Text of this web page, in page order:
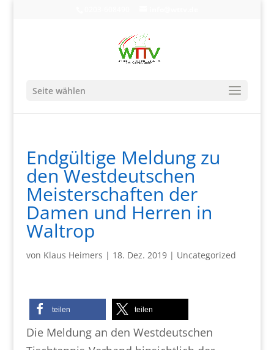
Seite wählen
Endgültige Meldung zu
den Westdeutschen
Meisterschaften der
Damen und Herren in
Waltrop
von Klaus Heimers | 18. Dez. 2019| Uncategorized
teilen teilen
Die Meldung an den Westdeutschen